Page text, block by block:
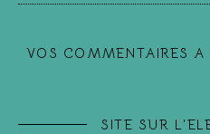
VOS COMMENTAIRES
SITE SUR